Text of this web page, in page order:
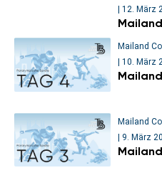
| 12. März
Mailand
| 10. März
Mailand
| 9. März